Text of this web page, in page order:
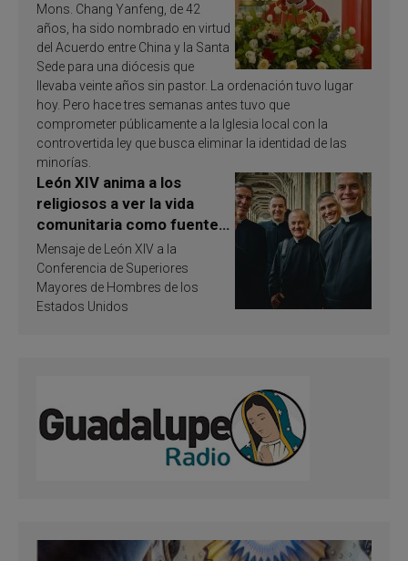
Mons. Chang Yanfeng, de 42
años, ha sido nombrado en virtud
del Acuerdo entre China y la Santa
Sede para una diócesis que
llevaba veinte años sin pastor. La ordenación tuvo lugar
hoy. Pero hace tres semanas antes tuvo que
comprometer públicamente a la Iglesia local con la
controvertida ley que busca eliminar la identidad de las
minorías.
León XIV anima a los
religiosos a ver la vida
comunitaria como fuente
de inspiración y
santificación
Mensaje de León XIV a la
Conferencia de Superiores
Mayores de Hombres de los
Estados Unidos